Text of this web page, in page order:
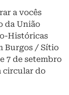
a vocês
da União
Históricas
Burgos / Sítio
7 de setembro
circular do